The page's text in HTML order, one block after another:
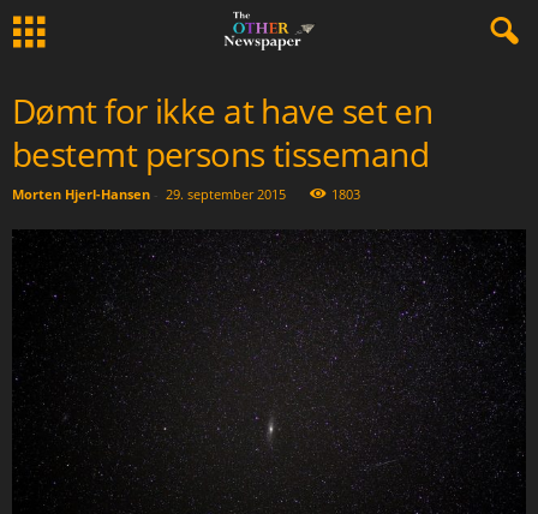
Dømt for ikke at have set en
bestemt persons tissemand
Morten Hjerl-Hansen - 29. september 2015 1803